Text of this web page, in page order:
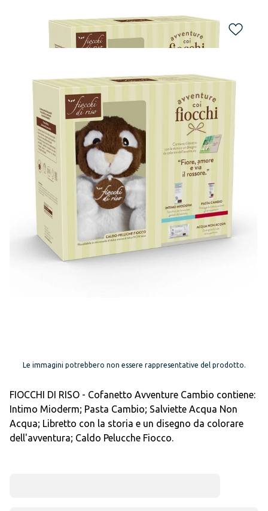
Le immagini potrebbero non essere rappresentative del prodotto.
FIOCCHI DI RISO - Cofanetto Avventure Cambio contiene:
Intimo Mioderm; Pasta Cambio; Salviette Acqua Non
Acqua; Libretto con la storia e un disegno da colorare
dell'avventura; Caldo Pelucche Fiocco.